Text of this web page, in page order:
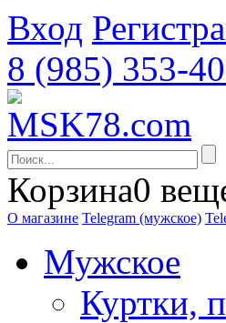
Вход
8 (985) 353-
Корзина0
О магазине Telegram (мужское)
Мужское
Куртки,